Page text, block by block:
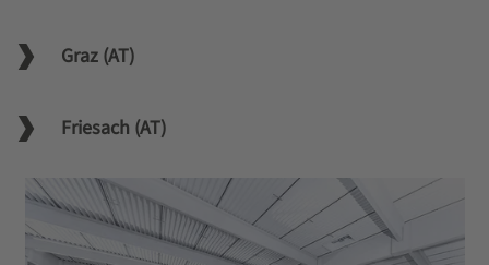
Graz (AT)
Friesach (AT)